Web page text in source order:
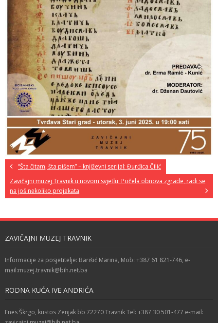
“Šta čitam, šta pišem” – književni serijal: Đurđica Čilić
Zavičajni muzej Travnik u novom svjetlu: Počela obnova zgrade, radi se
na još nekoliko projekata
ZAVIČAJNI MUZEJ TRAVNIK
Informacije za posjetitelje: Barišić Marina, Mob: +387 61 821-746, e-
mail:muzej.travnik@bih.net.ba
RODNA KUĆA IVE ANDRIĆA
Enes Škrgo, kustos Zenjak bb 72270 Travnik Tel: +387 30 501-477 e-mail: